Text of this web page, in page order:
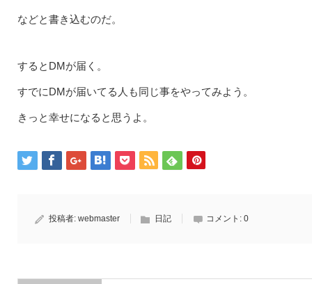
などと書き込むのだ。
するとDMが届く。
すでにDMが届いてる人も同じ事をやってみよう。
きっと幸せになると思うよ。
投稿者: webmaster 日記 コメント: 0